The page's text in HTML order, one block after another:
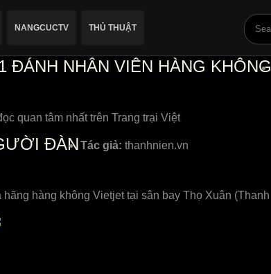
NANGCUCTV THỦ THUẬT
ĐÁNH NHÂN VIÊN HÀNG KHÔNG
quan tâm nhất trên Trang trại Việt
ĐÀNTác giả: thanhnien.vn
hàng không Vietjet tại sân bay Thọ Xuân (Thanh